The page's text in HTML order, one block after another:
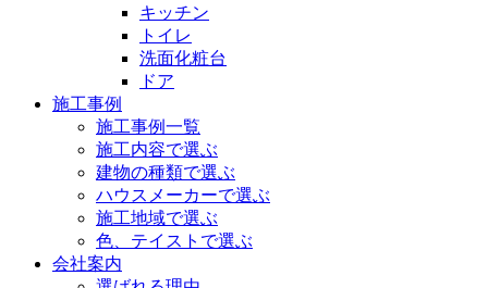
キッチン
トイレ
洗面化粧台
ドア
施工事例
施工事例一覧
施工内容で選ぶ
建物の種類で選ぶ
ハウスメーカーで選ぶ
施工地域で選ぶ
色、テイストで選ぶ
会社案内